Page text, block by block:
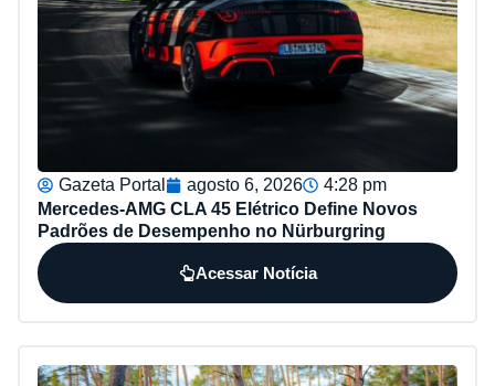
Gazeta Portal agosto 6, 2026
4:28 pm
Mercedes-AMG CLA 45 Elétrico Define Novos
Padrões de Desempenho no Nürburgring
Acessar Notícia